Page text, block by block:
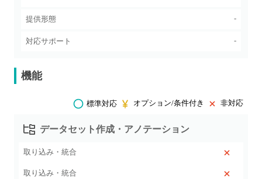
提供形態 -
対応サポート -
機能
標準対応 オプション/条件付き 非対応
データセット作成・アノテーション
取り込み・統合
取り込み・統合